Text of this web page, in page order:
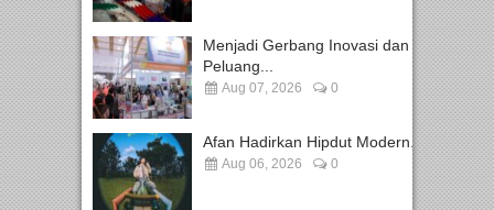
Menjadi Gerbang Inovasi dan
Peluang...
Aug 07, 2026 0
Afan Hadirkan Hipdut Modern...
Aug 06, 2026 0